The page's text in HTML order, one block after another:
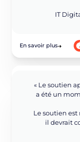
IT
En savoir plus
« Le soutien
a été un
Le soutien
il devrait